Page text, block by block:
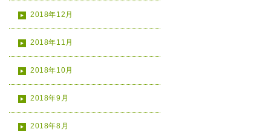
2018年12月
2018年11月
2018年10月
2018年9月
2018年8月